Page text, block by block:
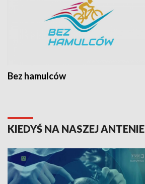
Bez hamulców
KIEDYŚ NA NASZEJ ANTENIE